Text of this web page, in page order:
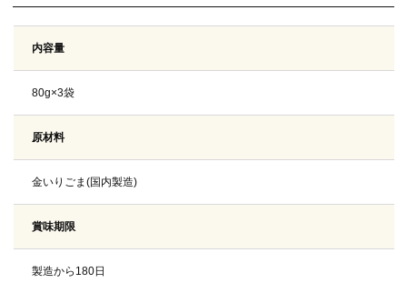
内容量
80g×3袋
原材料
金いりごま(国内製造)
賞味期限
製造から180日